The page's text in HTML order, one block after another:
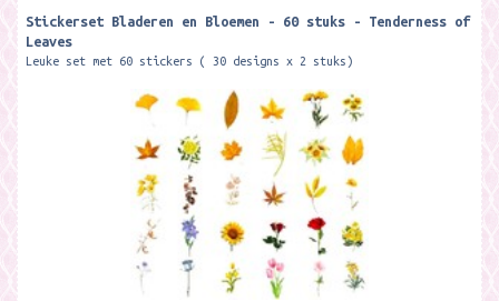
Stickerset Bladeren en Bloemen - 60 stuks - Tenderness of
Leaves
Leuke set met 60 stickers ( 30 designs x 2 stuks)